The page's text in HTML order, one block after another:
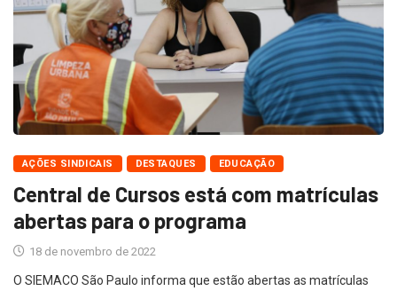
AÇÕES SINDICAIS DESTAQUES EDUCAÇÃO
Central de Cursos está com matrículas
abertas para o programa
18 de novembro de 2022
O SIEMACO São Paulo informa que estão abertas as matrículas